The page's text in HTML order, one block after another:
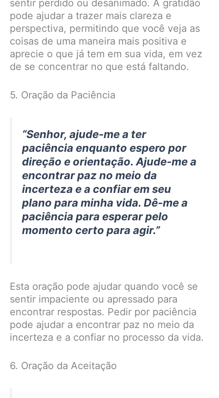
sentir perdido ou desanimado. A gratidão
pode ajudar a trazer mais clareza e
perspectiva, permitindo que você veja as
coisas de uma maneira mais positiva e
aprecie o que já tem em sua vida, em vez
de se concentrar no que está faltando.
5. Oração da Paciência
“Senhor, ajude-me a ter
paciência enquanto espero por
direção e orientação. Ajude-me a
encontrar paz no meio da
incerteza e a confiar em seu
plano para minha vida. Dê-me a
paciência para esperar pelo
momento certo para agir.”
Esta oração pode ajudar quando você se
sentir impaciente ou apressado para
encontrar respostas. Pedir por paciência
pode ajudar a encontrar paz no meio da
incerteza e a confiar no processo da vida.
6. Oração da Aceitação